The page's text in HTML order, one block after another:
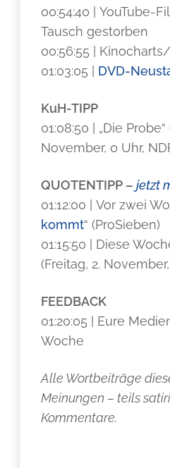
00:54:40 | YouTube-
Tausch gestorben
00:56:55 |
01:03:05 |
DVD-
KuH-TIPP
01:08:50 | „Die
November, 0 Uhr,
QUOTENTIPP –jetzt
01:12:00 | Vor zwei
kommt“ (ProSieben)
01:15:50 | Diese
(Freitag, 2. November,
FEEDBACK
01:20:05 | Eure
Woche
Alle Wortbeiträge
Meinungen – teils
Kommentare.